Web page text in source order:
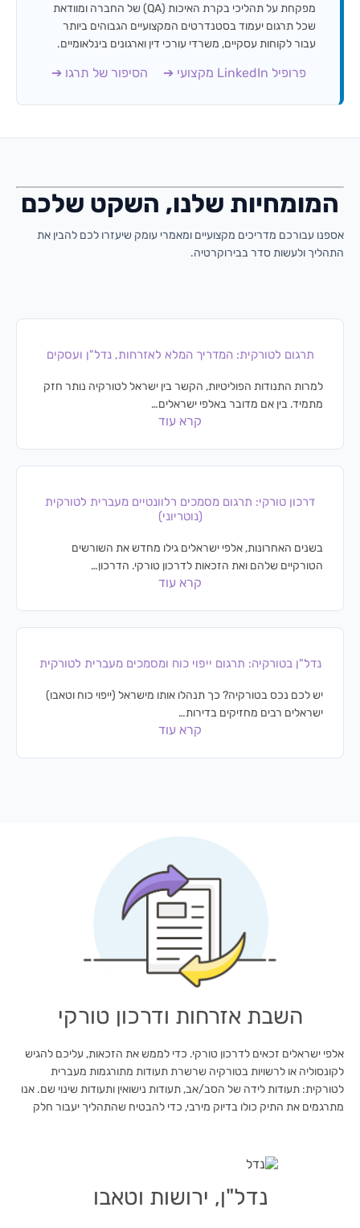
מפקחת על תהליכי בקרת האיכות (QA) של החברה ומוודאת
שכל תרגום יעמוד בסטנדרטים המקצועיים הגבוהים ביותר
עבור לקוחות עסקיים, משרדי עורכי דין וארגונים בינלאומיים.
פרופיל LinkedIn מקצועי ➔ הסיפור של תרגו ➔
המומחיות שלנו, השקט שלכם
אספנו עבורכם מדריכים מקצועיים ומאמרי עומק שיעזרו לכם להבין את
התהליך ולעשות סדר בבירוקרטיה.
תרגום לטורקית: המדריך המלא לאזרחות, נדל"ן ועסקים
למרות התנודות הפוליטיות, הקשר בין ישראל לטורקיה נותר חזק
מתמיד. בין אם מדובר באלפי ישראלים…
קרא עוד
דרכון טורקי: תרגום מסמכים רלוונטיים מעברית לטורקית
(נוטריוני)
בשנים האחרונות, אלפי ישראלים גילו מחדש את השורשים
הטורקיים שלהם ואת הזכאות לדרכון טורקי. הדרכון…
קרא עוד
נדל"ן בטורקיה: תרגום ייפוי כוח ומסמכים מעברית לטורקית
יש לכם נכס בטורקיה? כך תנהלו אותו מישראל (ייפוי כוח וטאבו)
ישראלים רבים מחזיקים בדירות…
קרא עוד
השבת אזרחות ודרכון טורקי
אלפי ישראלים זכאים לדרכון טורקי. כדי לממש את הזכאות, עליכם להגיש
לקונסוליה או לרשויות בטורקיה שרשרת תעודות מתורגמות מעברית
לטורקית: תעודות לידה של הסב/אב, תעודות נישואין ותעודות שינוי שם. אנו
מתרגמים את התיק כולו בדיוק מירבי, כדי להבטיח שהתהליך יעבור חלק
נדל"ן, ירושות וטאבו